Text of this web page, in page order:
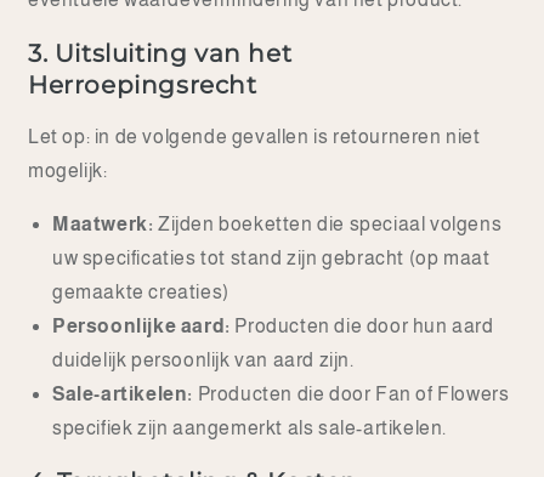
3. Uitsluiting van het
Herroepingsrecht
Let op: in de volgende gevallen is retourneren niet
mogelijk:
Maatwerk: Zijden boeketten die speciaal volgens
uw specificaties tot stand zijn gebracht (op maat
gemaakte creaties)
Persoonlijke aard: Producten die door hun aard
duidelijk persoonlijk van aard zijn.
Sale-artikelen: Producten die door Fan of Flowers
specifiek zijn aangemerkt als sale-artikelen.